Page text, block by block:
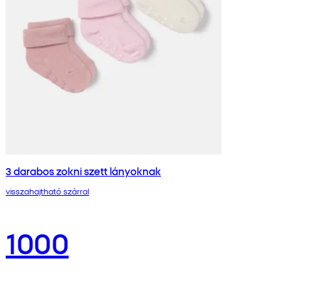
3 darabos zokni szett lányoknak
visszahajtható szárral
1000